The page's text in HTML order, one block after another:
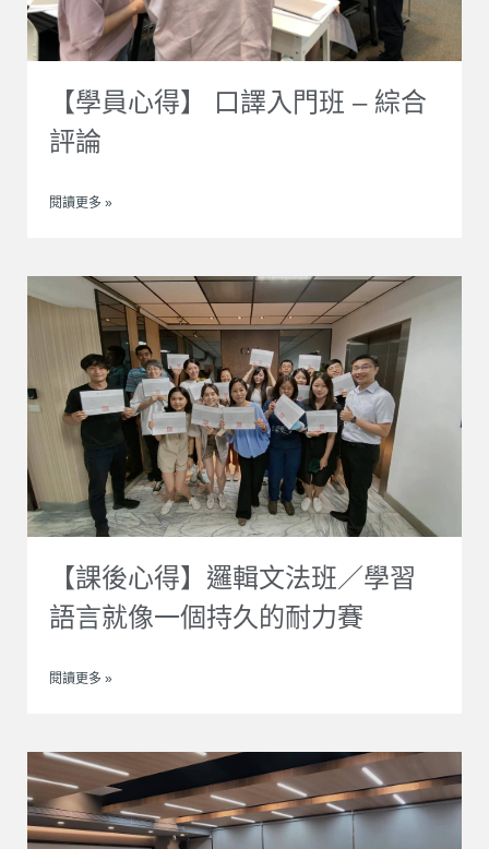
【學員心得】 口譯入門班 – 綜合
評論
閱讀更多 »
【課後心得】邏輯文法班／學習
語言就像一個持久的耐力賽
閱讀更多 »